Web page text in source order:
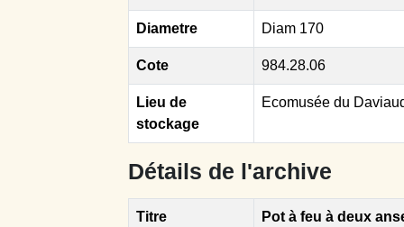
Diametre Diam 170
Cote 984.28.06
Lieu de
stockage
Ecomusée du
Détails de l'archive
Titre
Pot à feu à deux